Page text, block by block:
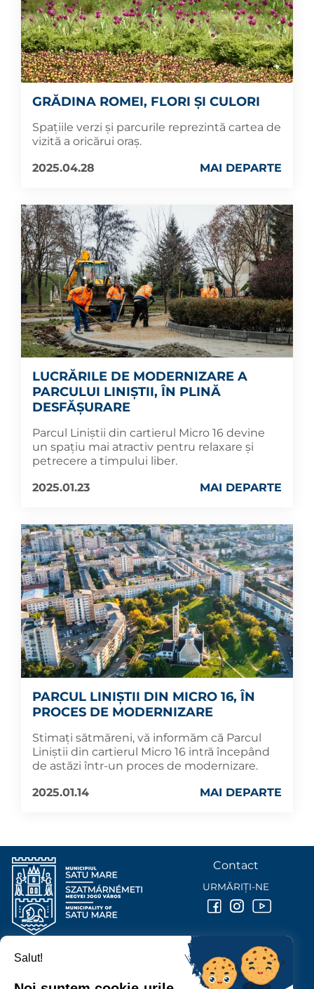
GRĂDINA ROMEI, FLORI ȘI CULORI
Spaţiile verzi și parcurile reprezintă cartea de
vizită a oricărui oraş.
2025.04.28
MAI DEPARTE
LUCRĂRILE DE MODERNIZARE A
PARCULUI LINIȘTII, ÎN PLINĂ
DESFĂȘURARE
Parcul Liniștii din cartierul Micro 16 devine
un spațiu mai atractiv pentru relaxare și
petrecere a timpului liber.
2025.01.23
MAI DEPARTE
PARCUL LINIȘTII DIN MICRO 16, ÎN
PROCES DE MODERNIZARE
Stimați sătmăreni, vă informăm că Parcul
Liniștii din cartierul Micro 16 intră începând
de astăzi într-un proces de modernizare.
2025.01.14
MAI DEPARTE
PRIMĂRIA MUNICIPIULUI
Contact
URMĂRIȚI-NE
Salut!